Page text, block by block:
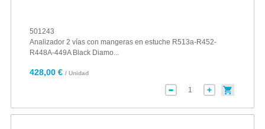
501243
Analizador 2 vías con mangeras en estuche R513a-R452-
R448A-449A Black Diamo...
428,00 € / Unidad